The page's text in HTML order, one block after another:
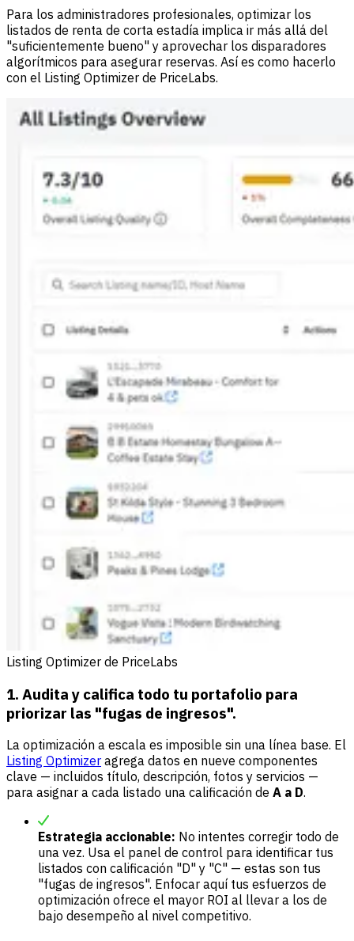
Para los administradores profesionales, optimizar los
listados de renta de corta estadía implica ir más allá del
"suficientemente bueno" y aprovechar los disparadores
algorítmicos para asegurar reservas. Así es como hacerlo
con el Listing Optimizer de PriceLabs.
Listing Optimizer de PriceLabs
1. Audita y califica todo tu portafolio para
priorizar las "fugas de ingresos".
La optimización a escala es imposible sin una línea base. El
Listing Optimizer agrega datos en nueve componentes
clave — incluidos título, descripción, fotos y servicios —
para asignar a cada listado una calificación de A a D.
Estrategia accionable: No intentes corregir todo de
una vez. Usa el panel de control para identificar tus
listados con calificación "D" y "C" — estas son tus
"fugas de ingresos". Enfocar aquí tus esfuerzos de
optimización ofrece el mayor ROI al llevar a los de
bajo desempeño al nivel competitivo.